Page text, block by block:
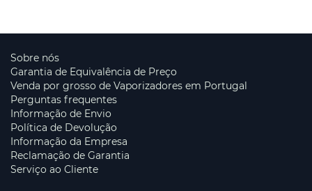
Sobre nós
Garantia de Equivalência de Preço
Venda por grosso de Vaporizadores em Portugal
Perguntas frequentes
Informação de Envio
Política de Devolução
Informação da Empresa
Reclamação de Garantia
Serviço ao Cliente